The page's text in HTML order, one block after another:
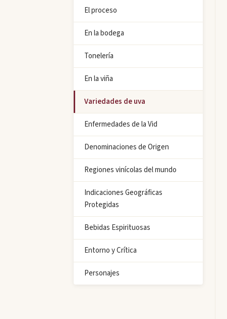
El proceso
En la bodega
Tonelería
En la viña
Variedades de uva
Enfermedades de la Vid
Denominaciones de Origen
Regiones vinícolas del mundo
Indicaciones Geográficas
Protegidas
Bebidas Espirituosas
Entorno y Crítica
Personajes